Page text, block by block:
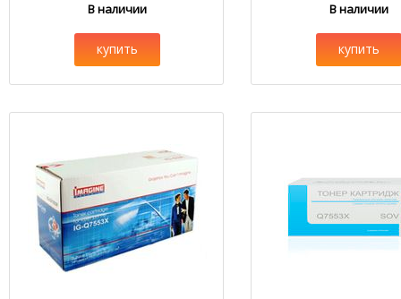
В наличии
купить
В наличии
купить